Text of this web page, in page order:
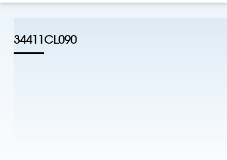
cle
34411CL090